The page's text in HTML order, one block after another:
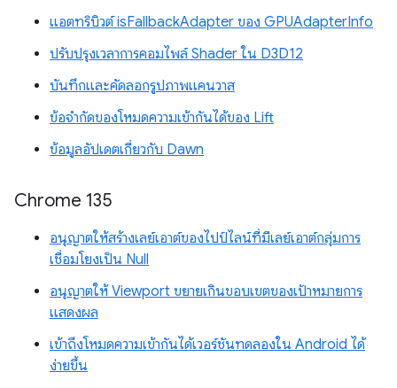
แอตทริบิวต์ isFallbackAdapter ของ GPUAdapterInfo
ปรับปรุงเวลาการคอมไพล์ Shader ใน D3D12
บันทึกและคัดลอกรูปภาพแคนวาส
ข้อจำกัดของโหมดความเข้ากันได้ของ Lift
ข้อมูลอัปเดตเกี่ยวกับ Dawn
Chrome 135
อนุญาตให้สร้างเลย์เอาต์ของไปป์ไลน์ที่มีเลย์เอาต์กลุ่มการ
เชื่อมโยงเป็น Null
อนุญาตให้ Viewport ขยายเกินขอบเขตของเป้าหมายการ
แสดงผล
เข้าถึงโหมดความเข้ากันได้เวอร์ชันทดลองใน Android ได้
ง่ายขึ้น